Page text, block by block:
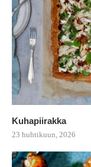
Kuhapiirakka
23 huhtikuun, 2026